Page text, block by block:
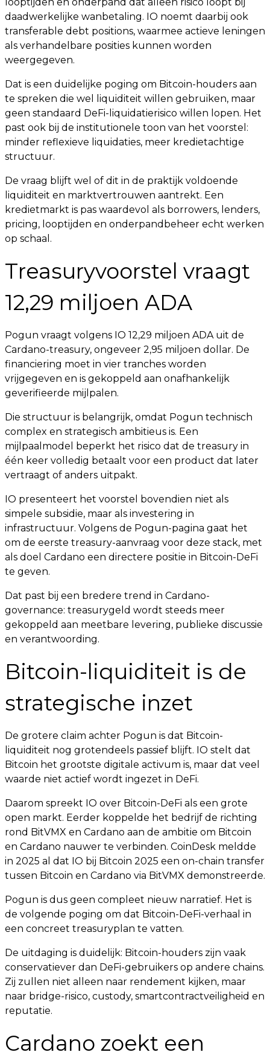
daadwerkelijke wanbetaling. IO noemt daarbij ook
transferable debt positions, waarmee actieve leningen
als verhandelbare posities kunnen worden
weergegeven.
Dat is een duidelijke poging om Bitcoin-houders aan
te spreken die wel liquiditeit willen gebruiken, maar
geen standaard DeFi-liquidatierisico willen lopen. Het
past ook bij de institutionele toon van het voorstel:
minder reflexieve liquidaties, meer kredietachtige
structuur.
De vraag blijft wel of dit in de praktijk voldoende
liquiditeit en marktvertrouwen aantrekt. Een
kredietmarkt is pas waardevol als borrowers, lenders,
pricing, looptijden en onderpandbeheer echt werken
op schaal.
Treasuryvoorstel vraagt
12,29 miljoen ADA
Pogun vraagt volgens IO 12,29 miljoen ADA uit de
Cardano-treasury, ongeveer 2,95 miljoen dollar. De
financiering moet in vier tranches worden
vrijgegeven en is gekoppeld aan onafhankelijk
geverifieerde mijlpalen.
Die structuur is belangrijk, omdat Pogun technisch
complex en strategisch ambitieus is. Een
mijlpaalmodel beperkt het risico dat de treasury in
één keer volledig betaalt voor een product dat later
vertraagt of anders uitpakt.
IO presenteert het voorstel bovendien niet als
simpele subsidie, maar als investering in
infrastructuur. Volgens de Pogun-pagina gaat het
om de eerste treasury-aanvraag voor deze stack, met
als doel Cardano een directere positie in Bitcoin-DeFi
te geven.
Dat past bij een bredere trend in Cardano-
governance: treasurygeld wordt steeds meer
gekoppeld aan meetbare levering, publieke discussie
en verantwoording.
Bitcoin-liquiditeit is de
strategische inzet
De grotere claim achter Pogun is dat Bitcoin-
liquiditeit nog grotendeels passief blijft. IO stelt dat
Bitcoin het grootste digitale activum is, maar dat veel
waarde niet actief wordt ingezet in DeFi.
Daarom spreekt IO over Bitcoin-DeFi als een grote
open markt. Eerder koppelde het bedrijf de richting
rond BitVMX en Cardano aan de ambitie om Bitcoin
en Cardano nauwer te verbinden. CoinDesk meldde
in 2025 al dat IO bij Bitcoin 2025 een on-chain transfer
tussen Bitcoin en Cardano via BitVMX demonstreerde.
Pogun is dus geen compleet nieuw narratief. Het is
de volgende poging om dat Bitcoin-DeFi-verhaal in
een concreet treasuryplan te vatten.
De uitdaging is duidelijk: Bitcoin-houders zijn vaak
conservatiever dan DeFi-gebruikers op andere chains.
Zij zullen niet alleen naar rendement kijken, maar
naar bridge-risico, custody, smartcontractveiligheid en
reputatie.
Cardano zoekt een